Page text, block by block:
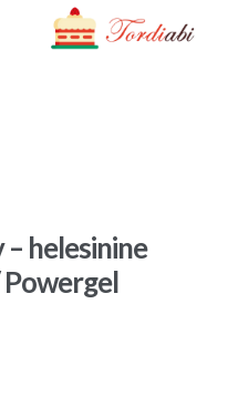
helesinine